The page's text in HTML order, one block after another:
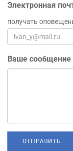
Электронная
получать
Ваше сообщение